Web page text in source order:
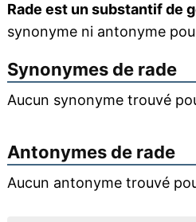
Rade est un substantif de
synonyme ni antonyme
Synonymes de rade
Aucun synonyme trouvé
Antonymes de rade
Aucun antonyme trouvé